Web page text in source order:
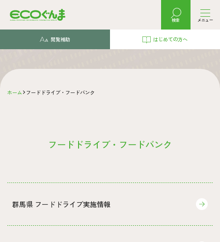
メニュー
検索
閲覧補助 はじめての方へ
ホーム フードドライブ・フードバンク
フードドライブ・フードバンク
群馬県 フードドライブ実施情報